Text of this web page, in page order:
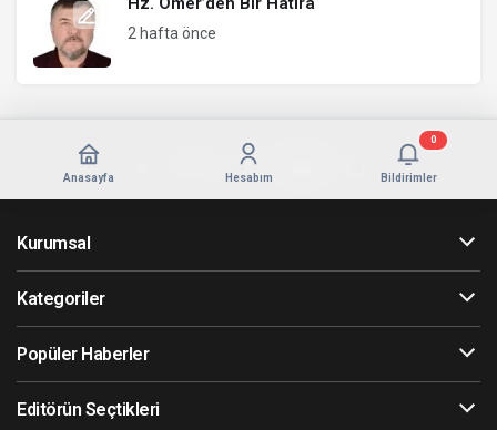
2 hafta önce
Anasayfa Hesabım Bildirimler
0
Kurumsal
Kategoriler
Popüler Haberler
Editörün Seçtikleri